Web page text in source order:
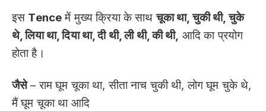
इस Tenceमें मुख्य क्रिया के साथचूका था, चुकी थी, चुके
थे, लिया था, दिया था, दी थी, ली थी, की थी, आदि का प्रयोग
होता है।
जैसे– राम घूम चूका था, सीता नाच चुकी थी, लोग घूम चुके थे,
मैं घूम चूका था आदि